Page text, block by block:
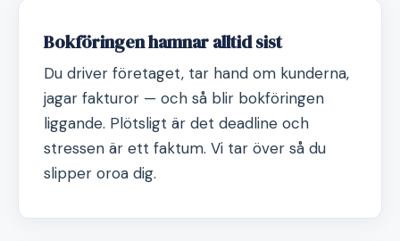
Bokföringen hamnar alltid sist
Du driver företaget, tar hand om kunderna,
jagar fakturor — och så blir bokföringen
liggande. Plötsligt är det deadline och
stressen är ett faktum. Vi tar över så du
slipper oroa dig.